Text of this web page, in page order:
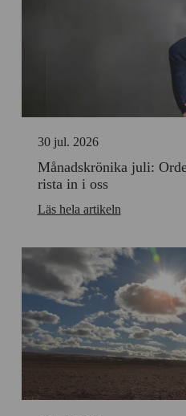
30 jul. 2026
Månadskrönika juli:
rista in i oss
Läs hela artikeln